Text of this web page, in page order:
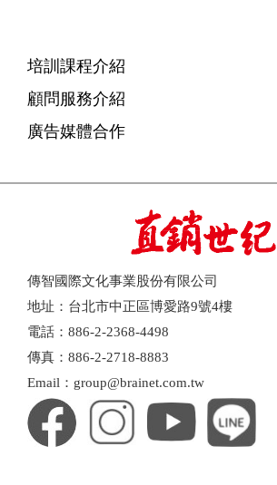
培訓課程介紹
顧問服務介紹
廣告媒體合作
傳智國際文化事業股份有限公司
地址：台北市中正區博愛路9號4樓
電話：886-2-2368-4498
傳真：886-2-2718-8883
Email：group@brainet.com.tw